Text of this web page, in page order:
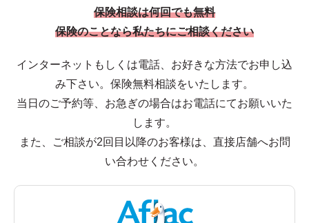
保険相談は何回でも無料
保険のことなら私たちにご相談ください
インターネットもしくは電話、お好きな方法でお申し込
み下さい。保険無料相談をいたします。
当日のご予約等、お急ぎの場合はお電話にてお願いいた
します。
また、ご相談が2回目以降のお客様は、直接店舗へお問
い合わせください。